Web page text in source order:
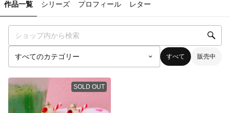
作品一覧 シリーズ プロフィール レター
すべて 販売中
SOLD OUT